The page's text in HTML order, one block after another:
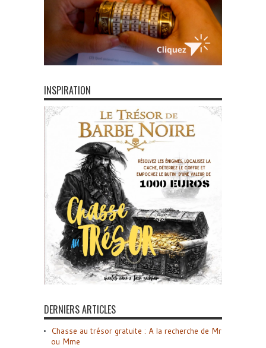
INSPIRATION
DERNIERS ARTICLES
Chasse au trésor gratuite : A la recherche de Mr
ou Mme